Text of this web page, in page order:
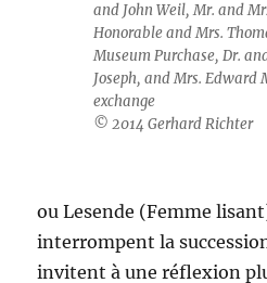
and John Weil, Mr. and
Honorable and Mrs.
Museum Purchase, Dr.
Joseph, and Mrs.
exchange
© 2014 Gerhard Richter
ou Lesende (Femme
interrompent la
invitent à une réflexion